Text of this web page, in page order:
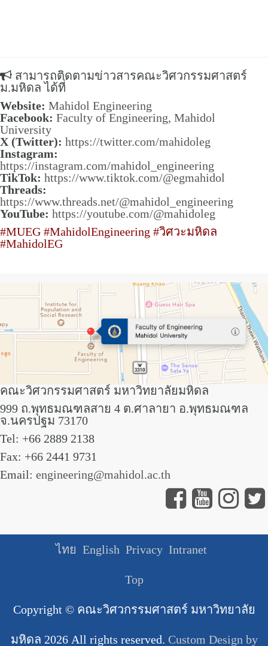
สามารถติดตามข่าวสารคณะวิศวกรรมศาสตร์
ม.มหิดล ได้ที่
Website: Mahidol Engineering
Facebook: Faculty of Engineering, Mahidol
University
X (Twitter): https://twitter.com/mahidoleg
Instagram:
https://instagram.com/mahidol_engineering
TikTok: https://www.tiktok.com/@egmahidol
Threads:
https://www.threads.net/@mahidol_engineering
YouTube: https://youtube.com/@mahidoleg
#MUEG #MahidolEngineering #วิศวะมหิดล
#MahidolEG
คณะวิศวกรรมศาสตร์ มหาวิทยาลัยมหิดล
999 ถ.พุทธมณฑลสาย 4 ต.ศาลายา อ.พุทธมณฑล
จ.นครปฐม 73170
Tel: +66 2889 2138
Fax: +66 2441 9731
Email: engineering@mahidol.ac.th
ไทย English Privacy Intranet
Top
Copyright © คณะวิศวกรรมศาสตร์ มหาวิทยาลัย
มหิดล 2026 All rights reserved. Custom Design by